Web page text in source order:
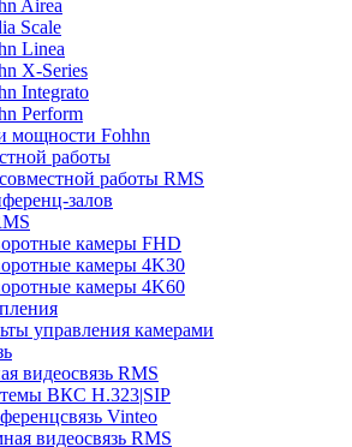
Airea
Scale
Linea
X-Series
Integrato
Perform
мощности Fohhn
работы
работы RMS
залов
камеры FHD
камеры 4K30
камеры 4K60
управления камерами
видеосвязь RMS
ВКС H.323|SIP
Vinteo
видеосвязь RMS